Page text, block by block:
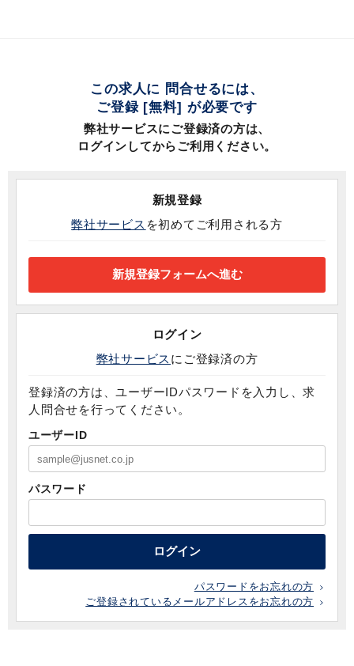
この求人に 問合せるには、
ご登録 [無料] が必要です
弊社サービスにご登録済の方は、
ログインしてからご利用ください。
新規登録
弊社サービス を初めてご利用される方
ログイン
弊社サービス にご登録済の方
登録済の方は、ユーザーIDパスワードを入力し、求
人問合せを行ってください。
ユーザーID
パスワード
ログイン
パスワードをお忘れの方
ご登録されているメールアドレスをお忘れの方